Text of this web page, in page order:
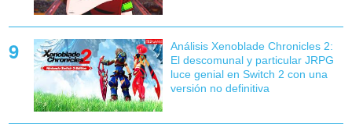
Análisis Xenoblade Chronicles 2:
El descomunal y particular JRPG
luce genial en Switch 2 con una
versión no definitiva